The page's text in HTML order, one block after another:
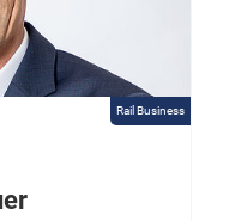
Rail Business